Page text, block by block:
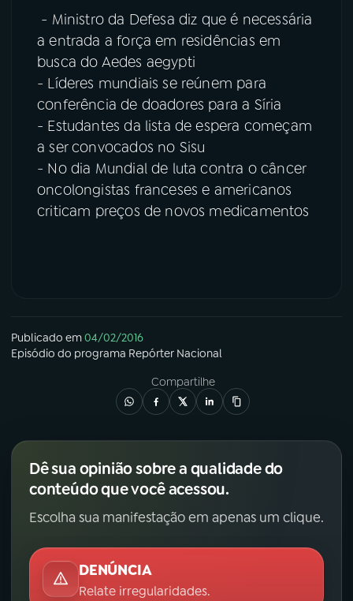
- Ministro da Defesa diz que é necessária
a entrada a força em residências em
busca do Aedes aegypti
- Líderes mundiais se reúnem para
conferência de doadores para a Síria
- Estudantes da lista de espera começam
a ser convocados no Sisu
- No dia Mundial de luta contra o câncer
oncolongistas franceses e americanos
criticam preços de novos medicamentos
Publicado em04/02/2016
Episódio do programa Repórter Nacional
Compartilhe
Dê sua opinião sobre a qualidade do
conteúdo que você acessou.
Escolha sua manifestação em apenas um clique.
DENÚNCIA
Relate irregularidades.